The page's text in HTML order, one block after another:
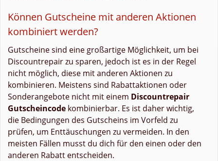
Können Gutscheine mit anderen Aktionen
kombiniert werden?
Gutscheine sind eine großartige Möglichkeit, um bei
Discountrepair zu sparen, jedoch ist es in der Regel
nicht möglich, diese mit anderen Aktionen zu
kombinieren. Meistens sind Rabattaktionen oder
Sonderangebote nicht mit einem Discountrepair
Gutscheincode kombinierbar. Es ist daher wichtig,
die Bedingungen des Gutscheins im Vorfeld zu
prüfen, um Enttäuschungen zu vermeiden. In den
meisten Fällen musst du dich für den einen oder den
anderen Rabatt entscheiden.